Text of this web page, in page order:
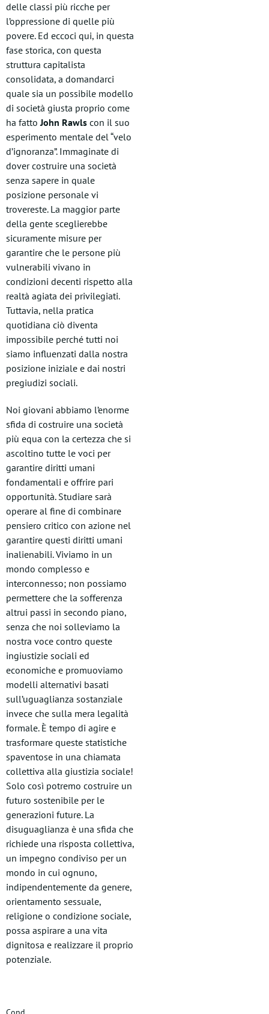
delle classi più ricche per
l’oppressione di quelle più
povere. Ed eccoci qui, in questa
fase storica, con questa
struttura capitalista
consolidata, a domandarci
quale sia un possibile modello
di società giusta proprio come
ha fattoJohn Rawls con il suo
esperimento mentale del “velo
d’ignoranza”. Immaginate di
dover costruire una società
senza sapere in quale
posizione personale vi
trovereste. La maggior parte
della gente sceglierebbe
sicuramente misure per
garantire che le persone più
vulnerabili vivano in
condizioni decenti rispetto alla
realtà agiata dei privilegiati.
Tuttavia, nella pratica
quotidiana ciò diventa
impossibile perché tutti noi
siamo influenzati dalla nostra
posizione iniziale e dai nostri
pregiudizi sociali.
Noi giovani abbiamo l’enorme
sfida di costruire una società
più equa con la certezza che si
ascoltino tutte le voci per
garantire diritti umani
fondamentali e offrire pari
opportunità. Studiare sarà
operare al fine di combinare
pensiero critico con azione nel
garantire questi diritti umani
inalienabili. Viviamo in un
mondo complesso e
interconnesso; non possiamo
permettere che la sofferenza
altrui passi in secondo piano,
senza che noi solleviamo la
nostra voce contro queste
ingiustizie sociali ed
economiche e promuoviamo
modelli alternativi basati
sull’uguaglianza sostanziale
invece che sulla mera legalità
formale. È tempo di agire e
trasformare queste statistiche
spaventose in una chiamata
collettiva alla giustizia sociale!
Solo così potremo costruire un
futuro sostenibile per le
generazioni future. La
disuguaglianza è una sfida che
richiede una risposta collettiva,
un impegno condiviso per un
mondo in cui ognuno,
indipendentemente da genere,
orientamento sessuale,
religione o condizione sociale,
possa aspirare a una vita
dignitosa e realizzare il proprio
potenziale.